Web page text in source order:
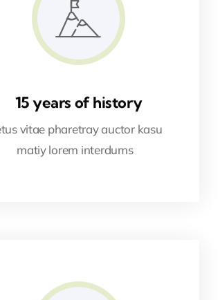
15 years of history
vitae pharetray auctor kasu
matiy lorem interdums